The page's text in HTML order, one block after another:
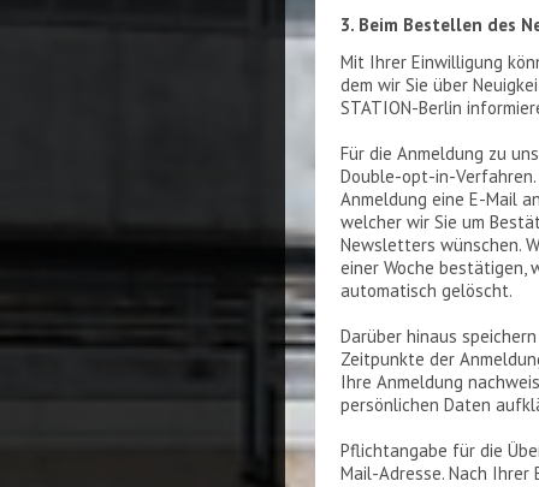
3. Beim Bestellen des
Mit Ihrer Einwilligung
dem wir Sie über
STATION-Berlin
Für die Anmeldung zu
Double-opt-in-
Anmeldung eine E-Mail
welcher wir Sie um
Newsletters wünschen.
einer Woche bestätigen,
automatisch gelöscht.
Darüber hinaus
Zeitpunkte der
Ihre Anmeldung
persönlichen Daten
Pflichtangabe für die
Mail-Adresse. Nach